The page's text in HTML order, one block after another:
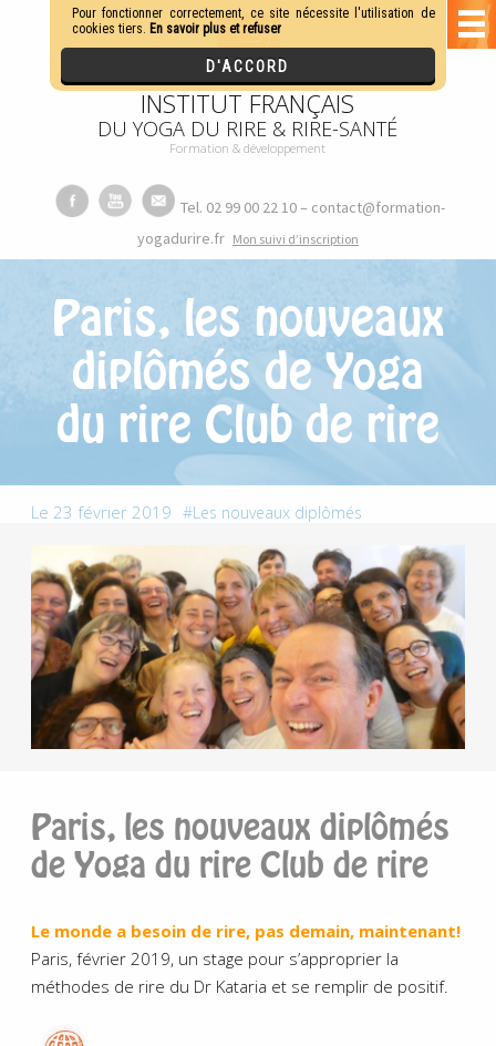
INSTITUT FRANÇAIS
DU YOGA DU RIRE & RIRE-SANTÉ
Formation & développement
Tel. 02 99 00 22 10 – contact@formation-
yogadurire.fr Mon suivi d’inscription
Paris, les nouveaux
diplômés de Yoga
du rire Club de rire
Le 23 février 2019 Les nouveaux diplômés
Paris, les nouveaux diplômés
de Yoga du rire Club de rire
Le monde a besoin de rire, pas demain, maintenant!
Paris, février 2019, un stage pour s’approprier la
méthodes de rire du Dr Kataria et se remplir de positif.